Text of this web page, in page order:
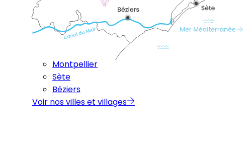
Montpellier
Sète
Béziers
Voir nos villes et villages